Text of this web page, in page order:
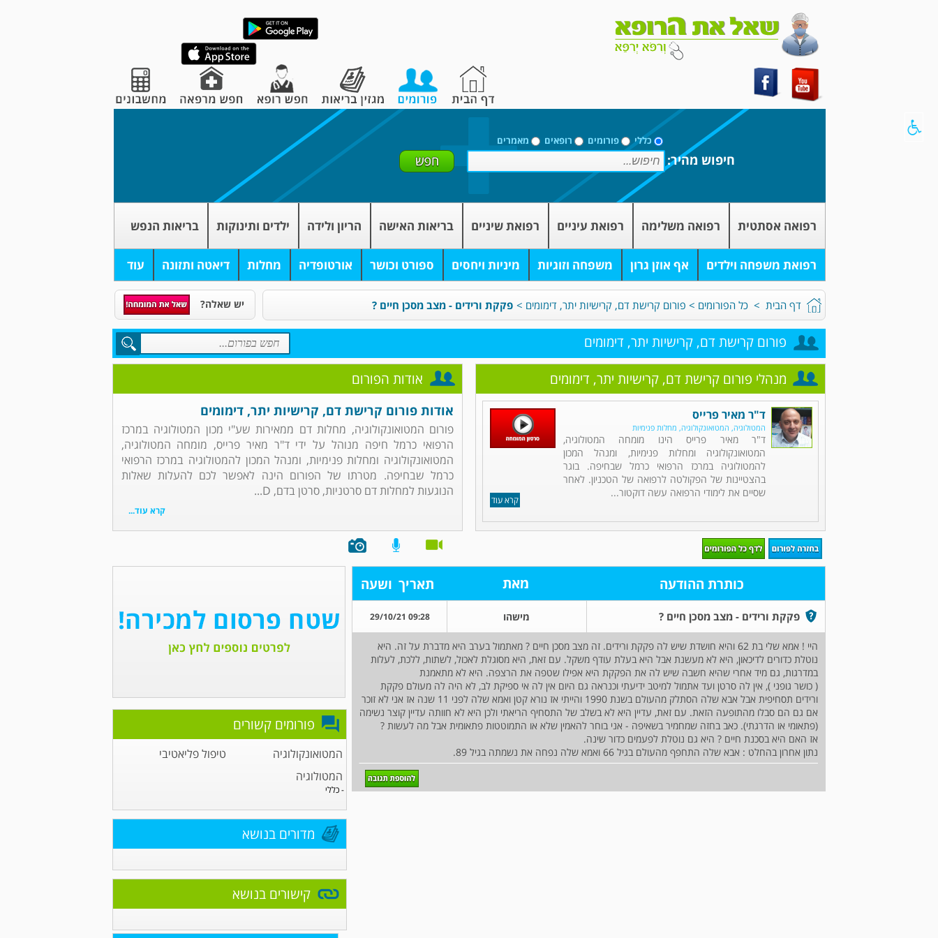
כללי פורומים רופאים מאמרים
חיפוש מהיר:
רפואה אסתטית רפואה משלימה רפואת עיניים רפואת שיניים בריאות האישה הריון ולידה ילדים ותינוקות בריאות הנפש
רפואת משפחה וילדים אף אוזן גרון משפחה וזוגיות מיניות ויחסים ספורט וכושר אורטופדיה מחלות דיאטה ותזונה עוד
דף הבית > כל הפורומים > פורום קרישת דם, קרישיות יתר, דימומים > פקקת ורידים - מצב מסכן חיים ? יש שאלה?
פורום קרישת דם, קרישיות יתר, דימומים
אודות הפורום
אודות פורום קרישת דם, קרישיות יתר, דימומים
פורום המטואונקולוגיה, מחלות דם ממאירות שע"י מכון המטולוגיה במרכז
הרפואי כרמל חיפה מנוהל על ידי ד"ר מאיר פרייס, מומחה המטולוגיה,
המטואונקולוגיה ומחלות פנימיות, ומנהל המכון להמטולוגיה במרכז הרפואי
כרמל שבחיפה. מטרתו של הפורום הינה לאפשר לכם להעלות שאלות
הנוגעות למחלות דם סרטניות, סרטן בדם, D...
קרא עוד...
מנהלי פורום קרישת דם, קרישיות יתר, דימומים
קרא עוד
ד"ר מאיר פרייס
המטולוגיה, המטואונקולוגיה, מחלות פנימיות
ד"ר מאיר פרייס הינו מומחה המטולוגיה,
המטואונקולוגיה ומחלות פנימיות, ומנהל המכון
להמטולוגיה במרכז הרפואי כרמל שבחיפה. בוגר
בהצטיינות של הפקולטה לרפואה של הטכניון. לאחר
שסיים את לימודי הרפואה עשה דוקטור...
כותרת ההודעה מאת תאריך ושעה
פקקת ורידים - מצב מסכן חיים ? מישהו 09:28 29/10/21
היי ! אמא שלי בת 62 והיא חושדת שיש לה פקקת ורידים. זה מצב מסכן חיים ? מאתמול בערב היא מדברת על זה. היא
נוטלת כדורים לדיכאון, היא לא מעשנת אבל היא בעלת עודף משקל. עם זאת, היא מסוגלת לאכול, לשתות, ללכת, לעלות
במדרגות, גם מיד אחרי שהיא חשבה שיש לה את הפקקת היא אפילו שטפה את הרצפה. היא לא מתאמנת
( כושר גופני ), אין לה סרטן ועד אתמול למיטב ידיעתי וכנראה גם היום אין לה אי ספיקת לב, לא היה לה מעולם פקקת
ורידים תסחיפית אבל אבא שלה הסתלק מהעולם בשנת 1990 והייתי אז נורא קטן ואמא שלה לפני 11 שנה אז אני לא זוכר
אם גם הם סבלו מהתופעה הזאת. עם זאת, עדיין היא לא בשלב של התסחיף הריאתי ולכן היא לא חוותה עדיין קוצר נשימה
(פתאומי או הדרגתי). כאב בחזה שמחמיר בשאיפה - אני בוחר להאמין שלא או התמוטטות פתאומית אבל מה לעשות ?
אז האם היא בסכנת חיים ? היא גם נוטלת לפעמים כדור שינה.
נתון אחרון בהחלט : אבא שלה התחפף מהעולם בגיל 66 ואמא שלה נפחה את נשמתה בגיל 89.
פורומים קשורים
המטואונקולוגיה
טיפול פליאטיבי
המטולוגיה
- כללי
מדורים בנושא
קישורים בנושא